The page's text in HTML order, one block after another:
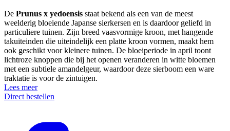
De Prunus x yedoensis staat bekend als een van de meest
weelderig bloeiende Japanse sierkersen en is daardoor geliefd in
particuliere tuinen. Zijn breed vaasvormige kroon, met hangende
takuiteinden die uiteindelijk een platte kroon vormen, maakt hem
ook geschikt voor kleinere tuinen. De bloeiperiode in april toont
lichtroze knoppen die bij het openen veranderen in witte bloemen
met een subtiele amandelgeur, waardoor deze sierboom een ware
traktatie is voor de zintuigen.
Lees meer
Direct bestellen